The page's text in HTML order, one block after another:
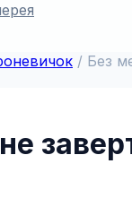
/ Без